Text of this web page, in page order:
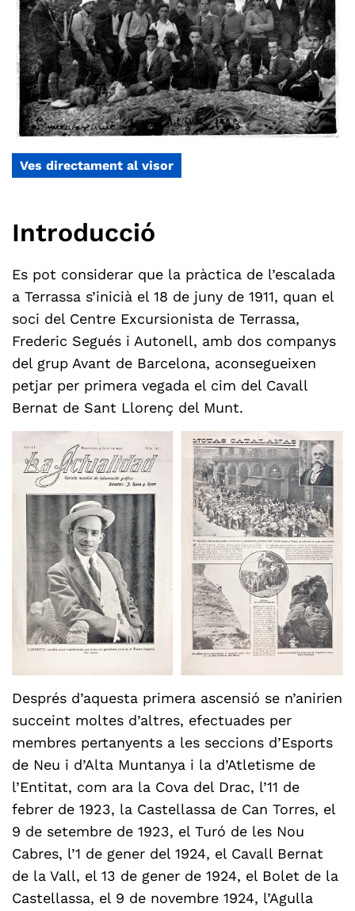
Ves directament al visor
Introducció
Es pot considerar que la pràctica de l’escalada
a Terrassa s’inicià el 18 de juny de 1911, quan el
soci del Centre Excursionista de Terrassa,
Frederic Segués i Autonell, amb dos companys
del grup Avant de Barcelona, aconsegueixen
petjar per primera vegada el cim del Cavall
Bernat de Sant Llorenç del Munt.
Després d’aquesta primera ascensió se n’anirien
succeint moltes d’altres, efectuades per
membres pertanyents a les seccions d’Esports
de Neu i d’Alta Muntanya i la d’Atletisme de
l’Entitat, com ara la Cova del Drac, l’11 de
febrer de 1923, la Castellassa de Can Torres, el
9 de setembre de 1923, el Turó de les Nou
Cabres, l’1 de gener del 1924, el Cavall Bernat
de la Vall, el 13 de gener de 1924, el Bolet de la
Castellassa, el 9 de novembre 1924, l’Agulla